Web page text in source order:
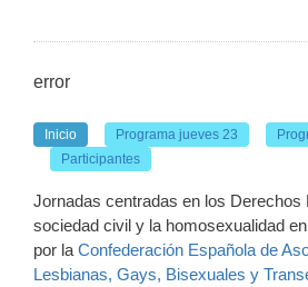
error
Inicio Programa jueves 23
Participantes
Jornadas centradas en los Derechos
sociedad civil y la homosexualidad
por la Confederación Española de
Lesbianas, Gays, Bisexuales y